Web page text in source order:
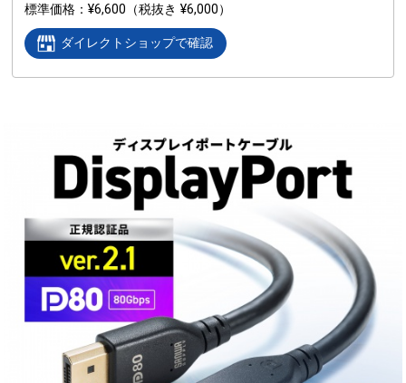
標準価格
¥6,600 （税抜き ¥6,000）
ダイレクトショップで確認